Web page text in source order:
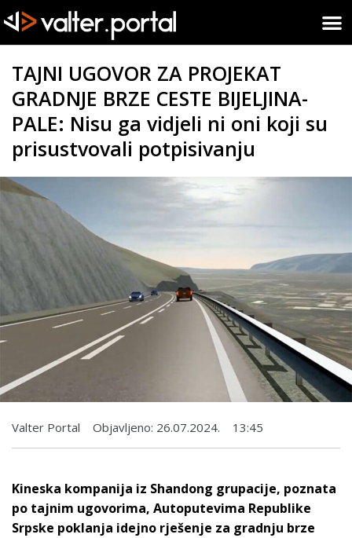
TAJNI UGOVOR ZA PROJEKAT
GRADNJE BRZE CESTE BIJELJINA-
PALE: Nisu ga vidjeli ni oni koji su
prisustvovali potpisivanju
Valter Portal Objavljeno: 26.07.2024. 13:45
Kineska kompanija iz Shandong grupacije, poznata
po tajnim ugovorima, Autoputevima Republike
Srpske poklanja idejno rješenje za gradnju brze